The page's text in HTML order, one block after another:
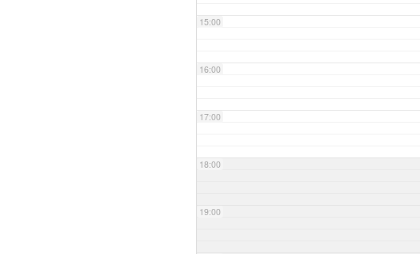
15:00
16:00
17:00
18:00
19:00